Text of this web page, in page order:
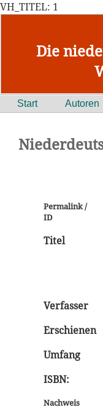
VH_TITEL: 1
Die
Start Autoren
Permalink /
ID
Titel
Verfasser
Erschienen
Umfang
ISBN:
Nachweis